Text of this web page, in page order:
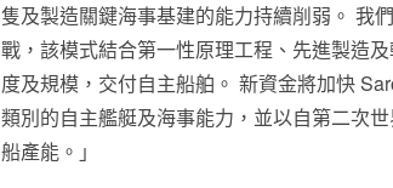
隻及製造關鍵海事基建的能力持續削弱。 我
戰，該模式結合第一性原理工程、先進製造
度及規模，交付自主船舶。 新資金將加快
類別的自主艦艇及海事能力，並以自第二次
船產能。」